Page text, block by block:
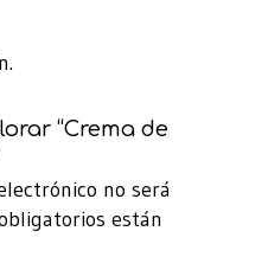
“Crema de
no será
están